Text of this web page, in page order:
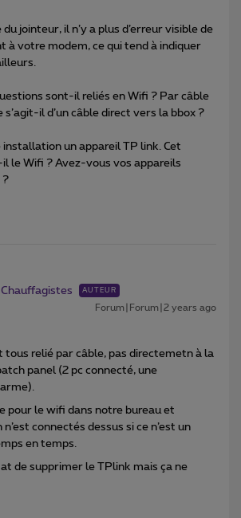
jointeur, il n’y a plus d’erreur visible de
à votre modem, ce qui tend à indiquer
sont-il reliés en Wifi ? Par câble
s’agit-il d’un câble direct vers la bbox ?
un appareil TP link. Cet
le Wifi ? Avez-vous vos appareils
?
AUTEUR
Forum|Forum|2 years ago
tous relié par câble, pas directemetn à la
panel (2 pc connecté, une
pour le wifi dans notre bureau et
connectés dessus si ce n’est un
en temps.
de supprimer le TPlink mais ça ne